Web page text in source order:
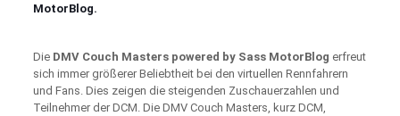
MotorBlog.
Die DMV Couch Masters powered by Sass MotorBlog erfreut
sich immer größerer Beliebtheit bei den virtuellen Rennfahrern
und Fans. Dies zeigen die steigenden Zuschauerzahlen und
Teilnehmer der DCM. Die DMV Couch Masters, kurz DCM,